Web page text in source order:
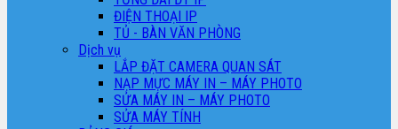
ĐIỆN THOẠI IP
TỦ - BÀN VĂN PHÒNG
Dịch vụ
LẮP ĐẶT CAMERA QUAN SÁT
NẠP MỰC MÁY IN – MÁY PHOTO
SỬA MÁY IN – MÁY PHOTO
SỬA MÁY TÍNH